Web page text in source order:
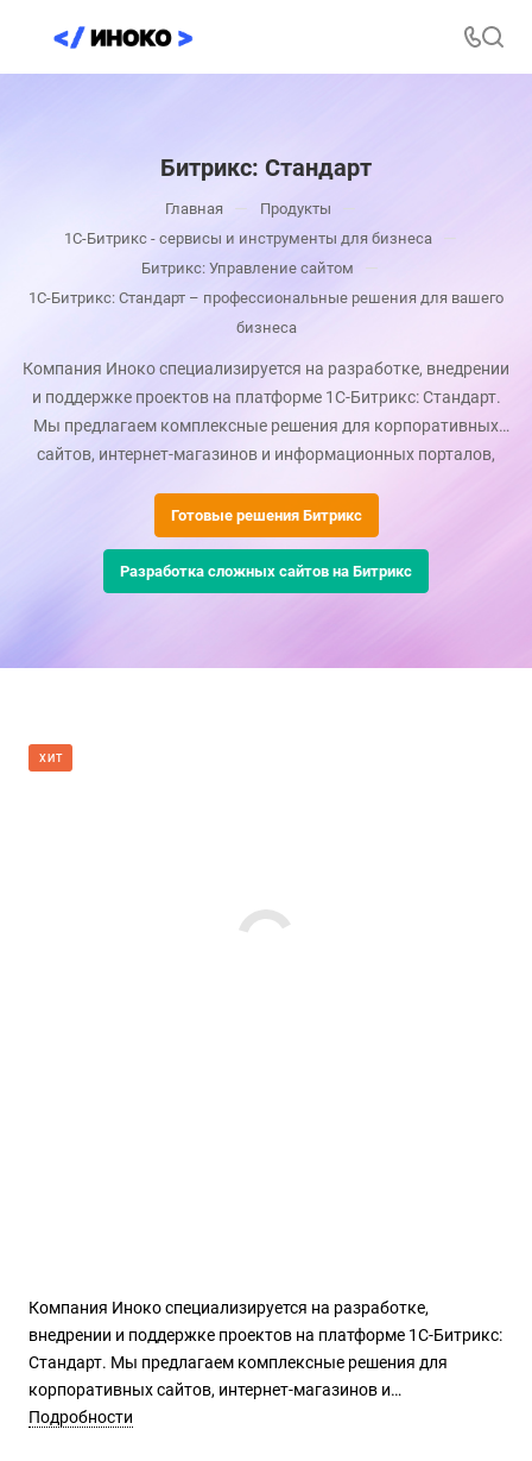
Битрикс: Стандарт
Главная — Продукты —
1С-Битрикс - сервисы и инструменты для бизнеса —
Битрикс: Управление сайтом —
1С-Битрикс: Стандарт – профессиональные решения для вашего
бизнеса
Компания Иноко специализируется на разработке, внедрении
и поддержке проектов на платформе 1С-Битрикс: Стандарт.
Мы предлагаем комплексные решения для корпоративных
сайтов, интернет-магазинов и информационных порталов,
удобство управления.
Готовые решения Битрикс
Разработка сложных сайтов на Битрикс
ХИТ
Компания Иноко специализируется на разработке,
внедрении и поддержке проектов на платформе 1С-Битрикс:
Стандарт. Мы предлагаем комплексные решения для
корпоративных сайтов, интернет-магазинов и
информационных порталов, обеспечивая высокую
Подробности